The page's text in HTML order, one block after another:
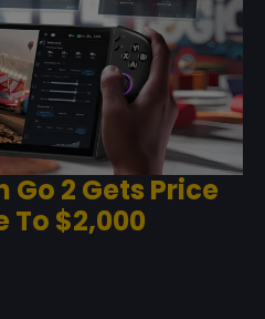
Go 2 Gets Price
To $2,000